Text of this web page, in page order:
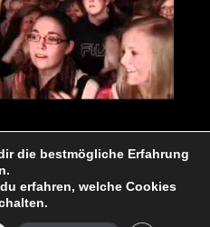
Hemmoor e.V.
die bestmögliche Erfahrung
erfahren, welche Cookies